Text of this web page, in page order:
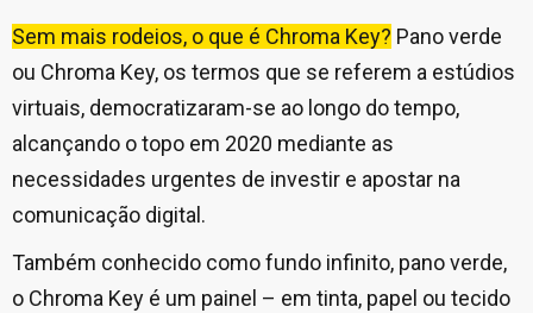
Sem mais rodeios, o que é Chroma Key? Pano verde
ou Chroma Key, os termos que se referem a estúdios
virtuais, democratizaram-se ao longo do tempo,
alcançando o topo em 2020 mediante as
necessidades urgentes de investir e apostar na
comunicação digital.
Também conhecido como fundo infinito, pano verde,
o Chroma Key é um painel – em tinta, papel ou tecido